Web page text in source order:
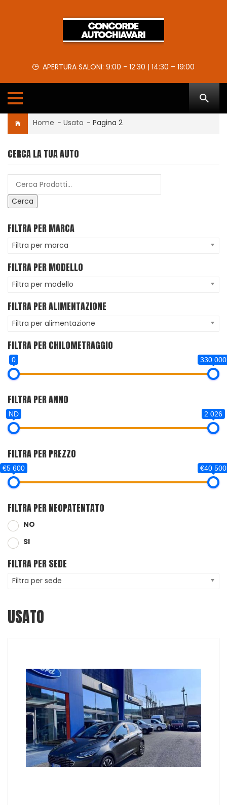
APERTURA SALONI: 9:00 - 12:30 | 14:30 – 19:00
Home - Usato - Pagina 2
CERCA LA TUA AUTO
Cerca
FILTRA PER MARCA
Filtra per marca
FILTRA PER MODELLO
Filtra per modello
FILTRA PER ALIMENTAZIONE
Filtra per alimentazione
FILTRA PER CHILOMETRAGGIO
0 330 000
FILTRA PER ANNO
ND 2 026
FILTRA PER PREZZO
€5 600 €40 500
FILTRA PER NEOPATENTATO
NO
SI
FILTRA PER SEDE
Filtra per sede
USATO